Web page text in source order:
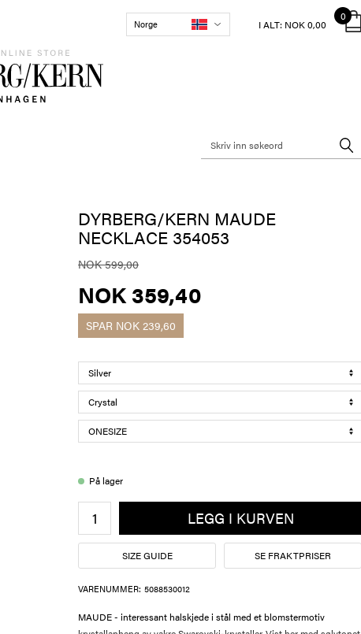
Norge
0
I ALT: NOK 0,00
DYRBERG/KERN MAUDE
NECKLACE 354053
NOK 599,00
NOK 359,40
SPAR NOK 239,60
På lager
LEGG I KURVEN
SIZE GUIDE SE FRAKTPRISER
VARENUMMER: 5088530012
MAUDE - interessant halskjede i stål med et blomstermotiv